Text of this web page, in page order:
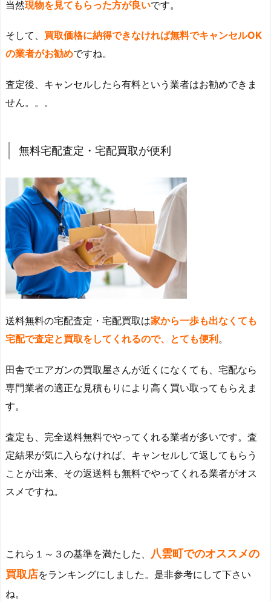
当然現物を見てもらった方が良いです。
そして、 買取価格に納得できなければ無料でキャンセルOK
の業者がお勧めですね。
査定後、キャンセルしたら有料という業者はお勧めできま
せん。。。
無料宅配査定・宅配買取が便利
送料無料の宅配査定・宅配買取は家から一歩も出なくても
宅配で査定と買取をしてくれるので、とても便利。
田舎でエアガンの買取屋さんが近くになくても、宅配なら
専門業者の適正な見積もりにより高く買い取ってもらえま
す。
査定も、完全送料無料でやってくれる業者が多いです。査
定結果が気に入らなければ、キャンセルして返してもらう
ことが出来、その返送料も無料でやってくれる業者がオス
スメですね。
これら１～３の基準を満たした、 八雲町でのオススメの
買取店をランキングにしました。是非参考にして下さい
ね。